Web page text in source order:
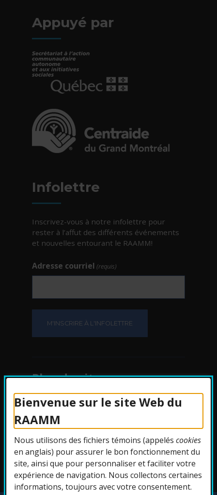
Bienvenue sur le site Web du
RAAMM
Nous utilisons des fichiers témoins (appeléscookies
en anglais) pour assurer le bon fonctionnement du
site, ainsi que pour personnaliser et faciliter votre
expérience de navigation. Nous collectons certaines
informations, toujours avec votre consentement.
Appuyé par
Infolettre
Inscrivez-vous à notre infolettre pour
rester à l’affut des différents événements
et nouvelles entourant le RAAMM!
Adresse courriel (requis)
Plan du site
Protection des
renseignements
Accessibilité